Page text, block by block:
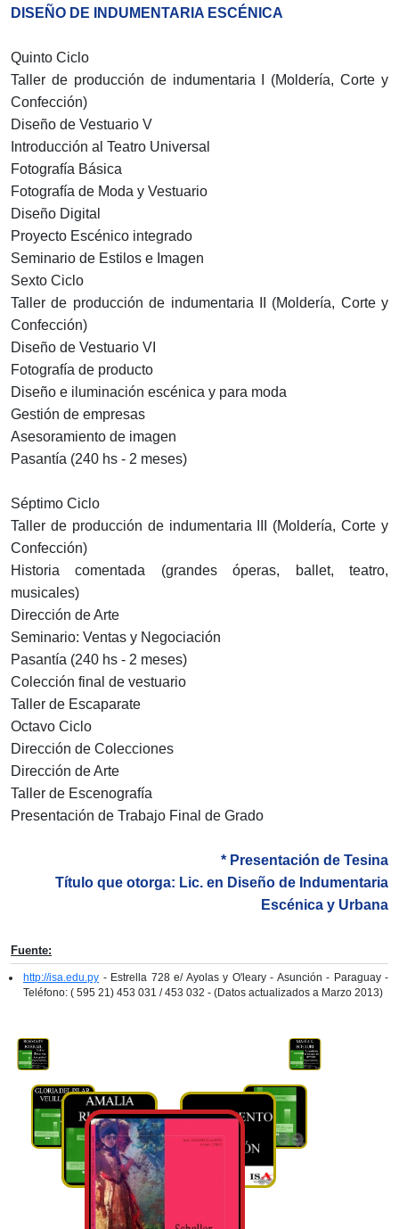
DISEÑO DE INDUMENTARIA ESCÉNICA
Quinto Ciclo
Taller de producción de indumentaria I (Moldería, Corte y
Confección)
Diseño de Vestuario V
Introducción al Teatro Universal
Fotografía Básica
Fotografía de Moda y Vestuario
Diseño Digital
Proyecto Escénico integrado
Seminario de Estilos e Imagen
Sexto Ciclo
Taller de producción de indumentaria II (Moldería, Corte y
Confección)
Diseño de Vestuario VI
Fotografía de producto
Diseño e iluminación escénica y para moda
Gestión de empresas
Asesoramiento de imagen
Pasantía (240 hs - 2 meses)
Séptimo Ciclo
Taller de producción de indumentaria III (Moldería, Corte y
Confección)
Historia comentada (grandes óperas, ballet, teatro,
musicales)
Dirección de Arte
Seminario: Ventas y Negociación
Pasantía (240 hs - 2 meses)
Colección final de vestuario
Taller de Escaparate
Octavo Ciclo
Dirección de Colecciones
Dirección de Arte
Taller de Escenografía
Presentación de Trabajo Final de Grado
* Presentación de Tesina
Título que otorga: Lic. en Diseño de Indumentaria
Escénica y Urbana
Fuente:
http://isa.edu.py - Estrella 728 e/ Ayolas y O'leary - Asunción - Paraguay -
Teléfono: ( 595 21) 453 031 / 453 032 - (Datos actualizados a Marzo 2013)